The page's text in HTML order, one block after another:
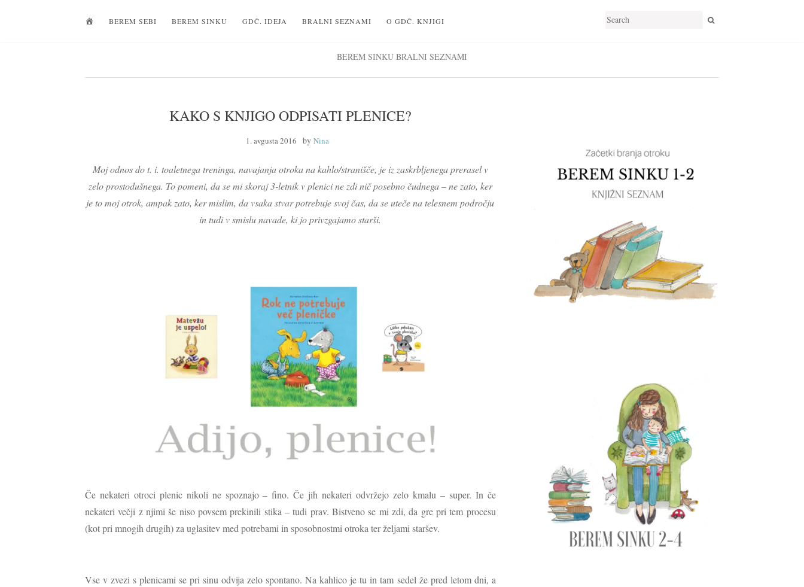
O
BEREM SEBI BEREM SINKU GDČ. IDEJA BRALNI SEZNAMI O GDČ. KNJIGI
BEREM SINKU BRALNI SEZNAMI
KAKO S KNJIGO ODPISATI PLENICE?
1. avgusta 2016 by Nina
Moj odnos do t. i. toaletnega treninga, navajanja otroka na kahlo/stranišče, je iz zaskrbljenega prerasel v
zelo prostodušnega. To pomeni, da se mi skoraj 3-letnik v plenici ne zdi nič posebno čudnega – ne zato, ker
je to moj otrok, ampak zato, ker mislim, da vsaka stvar potrebuje svoj čas, da se uteče na telesnem področju
in tudi v smislu navade, ki jo privzgajamo starši.
Če nekateri otroci plenic nikoli ne spoznajo – fino. Če jih nekateri odvržejo zelo kmalu – super. In če
nekateri večji z njimi še niso povsem prekinili stika – tudi prav. Bistveno se mi zdi, da gre pri tem procesu
(kot pri mnogih drugih) za uglasitev med potrebami in sposobnostmi otroka ter željami staršev.
Vse v zvezi s plenicami se pri sinu odvija zelo spontano. Na kahlico je tu in tam sedel že pred letom dni, a